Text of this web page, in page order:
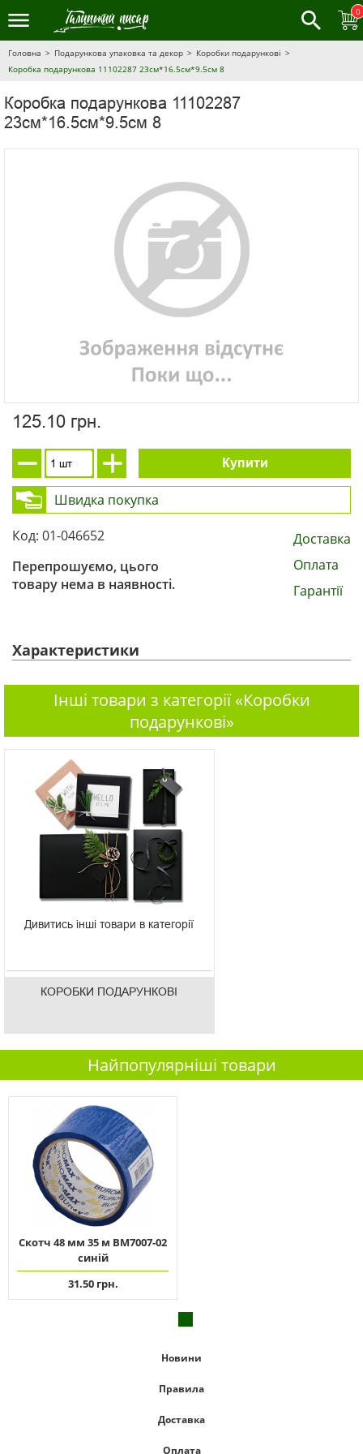
0
Головна Подарункова упаковка та декор
Коробки подарункові
Коробка подарункова 11102287 23см*16.5см*9.5см 8
Коробка подарункова 11102287
23см*16.5см*9.5см 8
125.10 грн.
Купити
Швидка покупка
Код: 01-046652
Перепрошуємо, цього
товару нема в наявності.
Доставка
Оплата
Гарантії
Характеристики
Інші товари з категорії «Коробки
подарункові»
Дивитись інші товари в категорії
КОРОБКИ ПОДАРУНКОВІ
Найпопулярніші товари
Скотч 48 мм 35 м ВМ7007-02
синій
31.50 грн.
Новини
Правила
Доставка
Оплата